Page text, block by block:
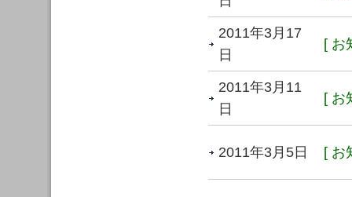
2011年3月17
日
[ お
2011年3月11
日
[ お
2011年3月5日 [ お